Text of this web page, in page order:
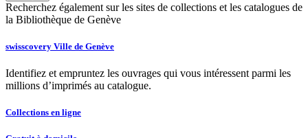
Recherchez également sur les sites de collections et les catalogues de
la Bibliothèque de Genève
swisscovery Ville de Genève
Identifiez et empruntez les ouvrages qui vous intéressent parmi les
millions d’imprimés au catalogue.
Collections en ligne